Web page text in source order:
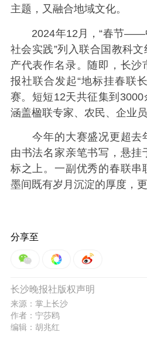
主题，又融合地域文化。
2024年12月，“春节——
社会实践”列入联合国教科
产代表作名录。随即，长沙
报社联合发起“地标挂春联
赛。短短12天共征集到
涵盖楹联专家、农民、企业
今年的大赛盛况更超去
由书法名家亲笔书写，悬挂
标之上。一副优秀的春联串
墨间既有岁月沉淀的厚度，
分享至
长沙晚报社版权声明
来源：掌上长沙
作者：宁莎鸥
编辑：胡兆红